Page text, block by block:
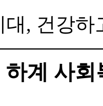
대, 건강
하계 사